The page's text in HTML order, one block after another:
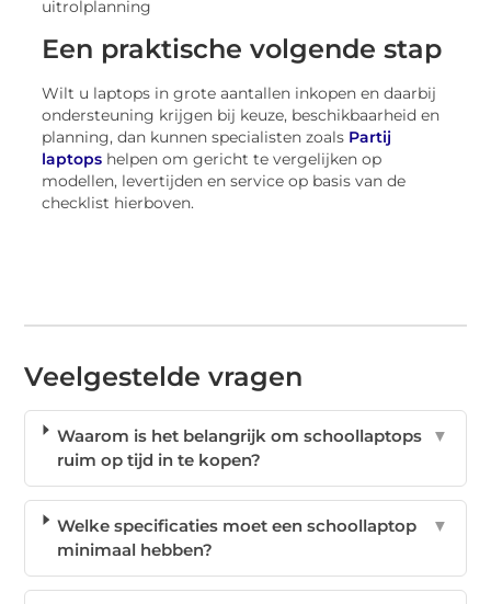
uitrolplanning
Een praktische volgende stap
Wilt u laptops in grote aantallen inkopen en daarbij
ondersteuning krijgen bij keuze, beschikbaarheid en
planning, dan kunnen specialisten zoals Partij
laptops helpen om gericht te vergelijken op
modellen, levertijden en service op basis van de
checklist hierboven.
Veelgestelde vragen
Waarom is het belangrijk om schoollaptops
ruim op tijd in te kopen?
▼
Welke specificaties moet een schoollaptop
minimaal hebben?
▼